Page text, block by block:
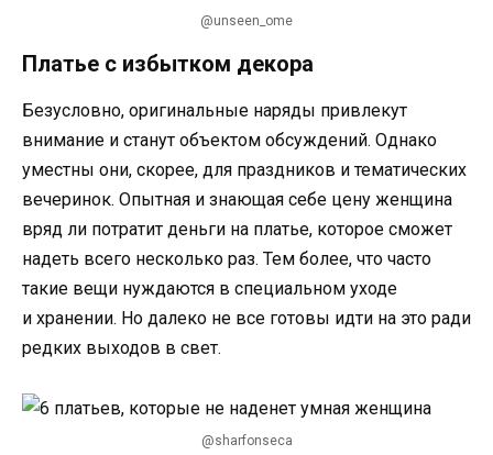
@unseen_ome
Платье с избытком декора
Безусловно, оригинальные наряды привлекут
внимание и станут объектом обсуждений. Однако
уместны они, скорее, для праздников и тематических
вечеринок. Опытная и знающая себе цену женщина
вряд ли потратит деньги на платье, которое сможет
надеть всего несколько раз. Тем более, что часто
такие вещи нуждаются в специальном уходе
и хранении. Но далеко не все готовы идти на это ради
редких выходов в свет.
@sharfonseca